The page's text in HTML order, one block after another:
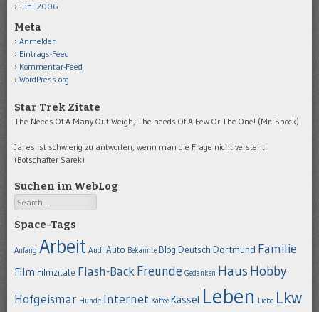
Juni 2006
Meta
Anmelden
Eintrags-Feed
Kommentar-Feed
WordPress.org
Star Trek Zitate
The Needs Of A Many Out Weigh, The needs Of A Few Or The One! (Mr. Spock)
Ja, es ist schwierig zu antworten, wenn man die Frage nicht versteht.
(Botschafter Sarek)
Suchen im WebLog
Search
Space-Tags
Anfang Arbeit Audi Auto Bekannte Blog Deutsch Dortmund Familie
Film Filmzitate Flash-BackFreunde Gedanken Haus Hobby
Hofgeismar Hunde Internet Kaffee Kassel Leben Liebe Lkw